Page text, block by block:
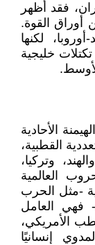
فقد أظهر
أوراق القوة.
لكنها
خليجية
الأحادية
القطبية،
وتركيا،
العالمية
-مثل الحرب
فهي العامل
الأمريكي،
إنسانيًا